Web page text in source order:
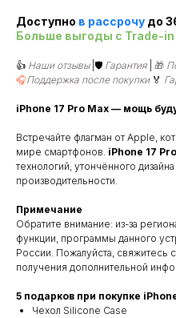
Доступно в рассрочу до
Больше выгоды c Trade-in
👍 Наши отзывы |🛡️ Гарантия 🎁
🎧Поддержка после покупки 🏅
iPhone 17 Pro Max — мощь
Встречайте флагман от Apple,
мире смартфонов. iPhone 17
технологий, утончённого
производительности.
Примечание
Обратите внимание: из-за
функции, программы данного
России. Пожалуйста,
получения дополнительной
5 подарков при покупке
Чехол Silicone Case